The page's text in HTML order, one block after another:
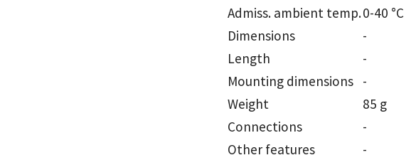
Admiss. ambient temp.0-40 °C
Dimensions
-
Length
-
Mounting dimensions -
Weight
85 g
Connections
-
Other features
-